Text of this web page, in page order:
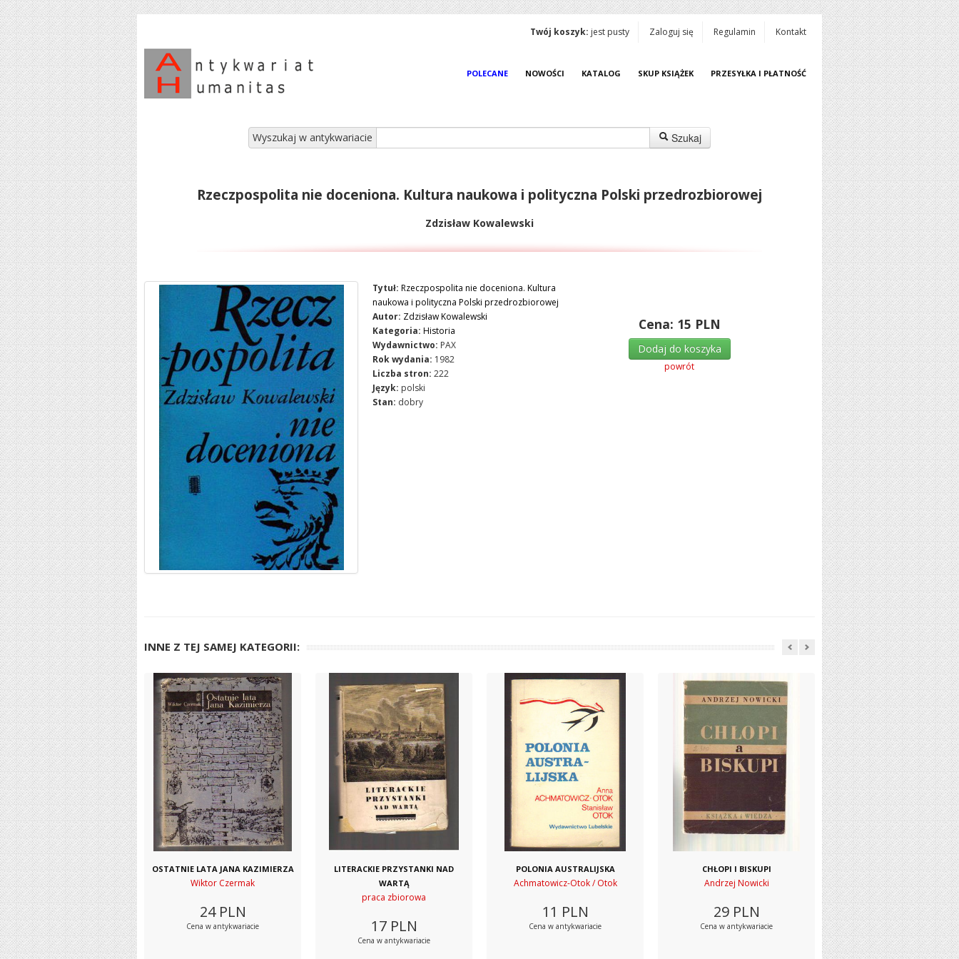
Twój koszyk: jest pusty Zaloguj się Regulamin Kontakt
POLECANE NOWOŚCI KATALOG SKUP KSIĄŻEK PRZESYŁKA I PŁATNOŚĆ
Wyszukaj w antykwariacie Szukaj
Rzeczpospolita nie doceniona. Kultura naukowa i polityczna Polski przedrozbiorowej
Zdzisław Kowalewski
Tytuł: Rzeczpospolita nie doceniona. Kultura
naukowa i polityczna Polski przedrozbiorowej
Autor: Zdzisław Kowalewski
Kategoria: Historia
Wydawnictwo: PAX
Rok wydania: 1982
Liczba stron: 222
Język: polski
Stan: dobry
Cena: 15 PLN
Dodaj do koszyka
powrót
INNE Z TEJ SAMEJ KATEGORII:
OSTATNIE LATA JANA KAZIMIERZA
Wiktor Czermak
24 PLN
Cena w antykwariacie
LITERACKIE PRZYSTANKI NAD
WARTĄ
praca zbiorowa
17 PLN
Cena w antykwariacie
POLONIA AUSTRALIJSKA
Achmatowicz-Otok / Otok
11 PLN
Cena w antykwariacie
CHŁOPI I BISKUPI
Andrzej Nowicki
29 PLN
Cena w antykwariacie